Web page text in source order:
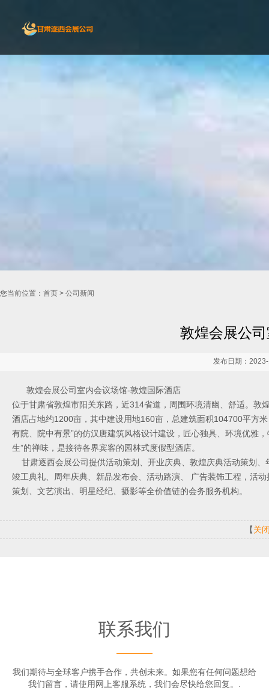
您当前位置： 首页 > 公司新闻
敦煌会展公
发布日期：
敦煌会展公司室内会议场馆-敦煌国际酒店
位于甘肃省敦煌市阳关东路，近314省道，周围环境清幽、舒适。
酒店占地约1200亩，其中建设用地160亩，总建筑面积104700平方
有院、院中有景”的仿汉唐建筑风格设计建设，匠心独具、环境优雅
生”的禅味，是接待各界宾客的园林式度假型酒店。
甘肃逐西会展公司提供活动策划、开业庆典、敦煌庆典活动策划
竣工典礼、周年庆典、新品发布会、活动路演、 广告装饰工程，活
策划、文艺演出、明星经纪、摄影等全价值链的会务服务机构。
【关
联系我们
我们期待与全球客户携手合作，共创未来。如果您有任何问题想给
我们留言，请使用网上客服系统，我们会尽快给您回复。.